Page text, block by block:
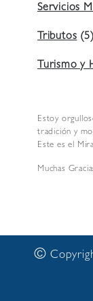
Servicios
Tributos(5)
Turismo y
Estoy
tradición y
Este es el
Muchas
©